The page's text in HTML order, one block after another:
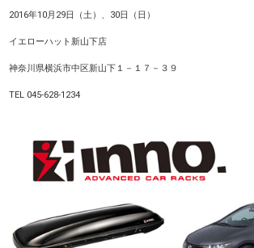
2016年10月29日（土）、30日（日）
イエローハット新山下店
神奈川県横浜市中区新山下１－１７－３９
TEL 045-628-1234